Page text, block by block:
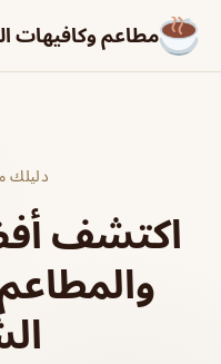
مطاعم وكافيهات
دليلك
اكتشف